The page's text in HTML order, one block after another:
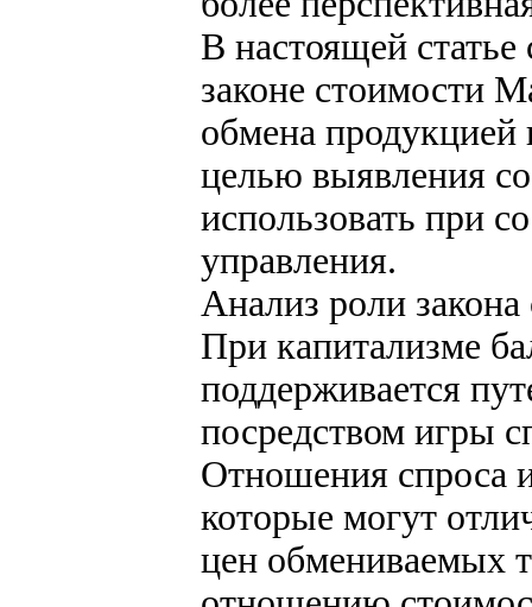
В настоящей
законе стоимости
обмена продукцией
целью выявления
использовать при
управления.
Анализ роли
При капитализме
поддерживается
посредством игры
Отношения спроса
которые могут
цен обмениваемых